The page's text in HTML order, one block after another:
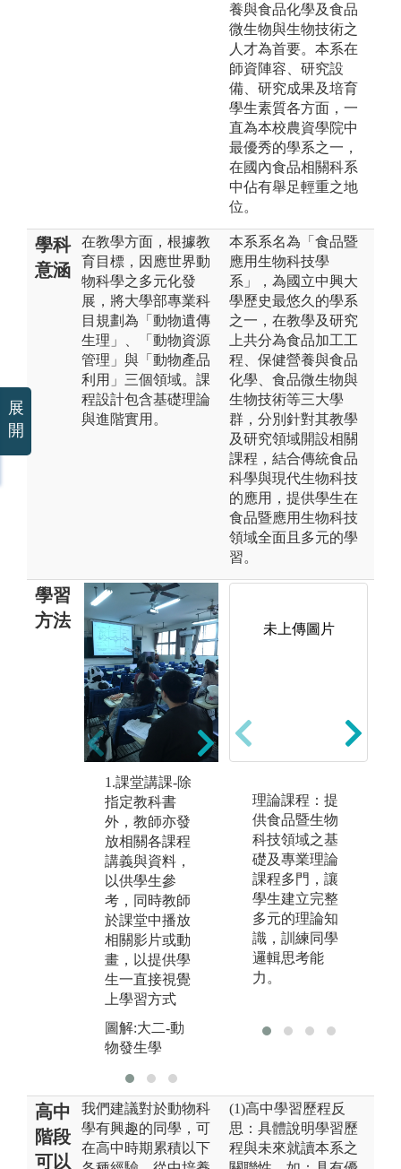
養與食品化學及食品
微生物與生物技術之
人才為首要。本系在
師資陣容、研究設
備、研究成果及培育
學生素質各方面，一
直為本校農資學院中
最優秀的學系之一，
在國內食品相關科系
中佔有舉足輕重之地
位。
學科
意涵
在教學方面，根據教
育目標，因應世界動
物科學之多元化發
展，將大學部專業科
目規劃為「動物遺傳
生理」、「動物資源
管理」與「動物產品
利用」三個領域。課
程設計包含基礎理論
與進階實用。
本系系名為「食品暨
應用生物科技學
系」，為國立中興大
學歷史最悠久的學系
之一，在教學及研究
上共分為食品加工工
程、保健營養與食品
化學、食品微生物與
生物技術等三大學
群，分別針對其教學
及研究領域開設相關
課程，結合傳統食品
科學與現代生物科技
的應用，提供學生在
食品暨應用生物科技
領域全面且多元的學
習。
學習
方法
1.課堂講課-除
指定教科書
外，教師亦發
放相關各課程
講義與資料，
以供學生參
考，同時教師
於課堂中播放
相關影片或動
畫，以提供學
生一直接視覺
上學習方式
圖解:大二-動
物發生學
的演練或實習
授精(動物生產
實習)
未上傳圖片
理論課程：提
供食品暨生物
科技領域之基
礎及專業理論
課程多門，讓
學生建立完整
多元的理論知
識，訓練同學
邏輯思考能
力。
高中
階段
可以
我們建議對於動物科
學有興趣的同學，可
在高中時期累積以下
(1)高中學習歷程反
思：具體說明學習歷
程與未來就讀本系之
展
開